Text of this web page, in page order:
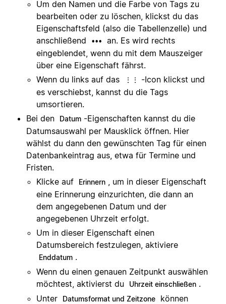
Um den Namen und die Farbe von Tags zu
bearbeiten oder zu löschen, klickst du das
Eigenschaftsfeld (also die Tabellenzelle) und
anschließend
•••
an. Es wird rechts
eingeblendet, wenn du mit dem Mauszeiger
über eine Eigenschaft fährst.
Wenn du links auf das
⋮⋮
-Icon klickst und
es verschiebst, kannst du die Tags
umsortieren.
Bei den
Datum -Eigenschaften kannst du die
Datumsauswahl per Mausklick öffnen. Hier
wählst du dann den gewünschten Tag für einen
Datenbankeintrag aus, etwa für Termine und
Fristen.
Klicke auf
Erinnern
, um in dieser Eigenschaft
eine Erinnerung einzurichten, die dann an
dem angegebenen Datum und der
angegebenen Uhrzeit erfolgt.
Um in dieser Eigenschaft einen
Datumsbereich festzulegen, aktiviere
Enddatum .
Wenn du einen genauen Zeitpunkt auswählen
möchtest, aktivierst du
Uhrzeit einschließen .
Unter
Datumsformat und Zeitzone
können